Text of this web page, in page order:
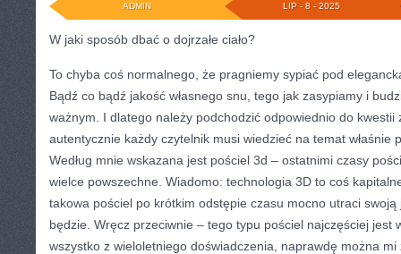
LIP - 8 - 2025
ADMIN
W jaki sposób dbać o dojrzałe ciało?
To chyba coś normalnego, że pragniemy sypiać pod
Bądź co bądź jakość własnego snu, tego jak zasypiamy i
ważnym. I dlatego należy podchodzić odpowiednio do kwestii
autentycznie każdy czytelnik musi wiedzieć na temat właśnie
Według mnie wskazana jest pościel 3d – ostatnimi czasy
wielce powszechne. Wiadomo: technologia 3D to coś
takowa pościel po krótkim odstępie czasu mocno utraci
będzie. Wręcz przeciwnie – tego typu pościel najczęściej jest
wszystko z wieloletniego doświadczenia, naprawdę można